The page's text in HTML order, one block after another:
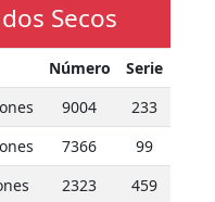
Secos
Número
Serie
9004
233
7366
99
2323
459